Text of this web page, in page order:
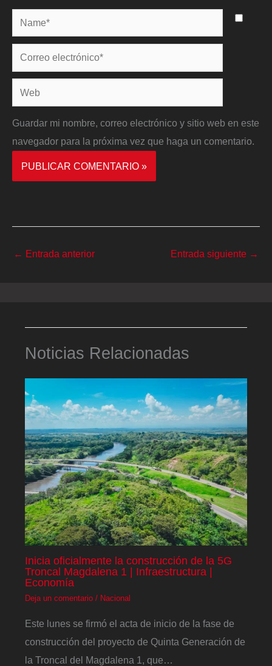
Name*
Correo
electrónico*
Web
Guardar mi nombre, correo electrónico y sitio web en este
navegador para la próxima vez que haga un comentario.
← Entrada anterior Entrada siguiente →
Noticias Relacionadas
Inicia oficialmente la construcción de la 5G
Troncal Magdalena 1 | Infraestructura |
Economía
Deja un comentario / Nacional
Este lunes se firmó el acta de inicio de la fase de
construcción del proyecto de Quinta Generación de
la Troncal del Magdalena 1, que…